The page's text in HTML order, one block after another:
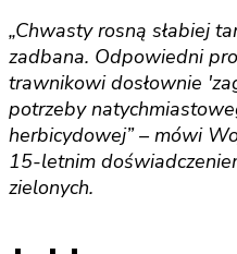
„Chwasty rosną słabiej
zadbana. Odpowiedni
trawnikowi dosłownie
potrzeby
herbicydowej” – mówi
15-letnim
zielonych.